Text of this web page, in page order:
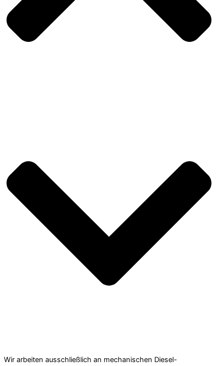
Wir arbeiten ausschließlich an mechanischen Diesel-